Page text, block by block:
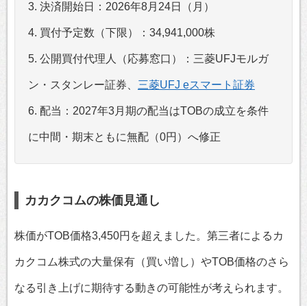
3. 決済開始日：2026年8月24日（月）
4. 買付予定数（下限）：34,941,000株
5. 公開買付代理人（応募窓口）：三菱UFJモルガ
ン・スタンレー証券、 三菱UFJ eスマート証券
6. 配当：2027年3月期の配当はTOBの成立を条件
に中間・期末ともに無配（0円）へ修正
カカクコムの株価見通し
株価がTOB価格3,450円を超えました。第三者によるカ
カクコム株式の大量保有（買い増し）やTOB価格のさら
なる引き上げに期待する動きの可能性が考えられます。